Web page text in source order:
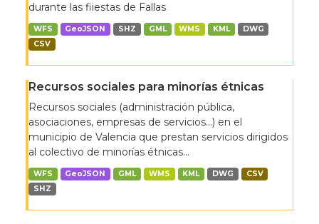
durante las fiiestas de Fallas
WFS GeoJSON SHZ GML WMS KML
DWG
CSV
Recursos sociales para minorías étnicas
Recursos sociales (administración pública,
asociaciones, empresas de servicios…) en el
municipio de Valencia que prestan servicios dirigidos
al colectivo de minorías étnicas...
WFS GeoJSON GML WMS KML DWG
CSV
SHZ